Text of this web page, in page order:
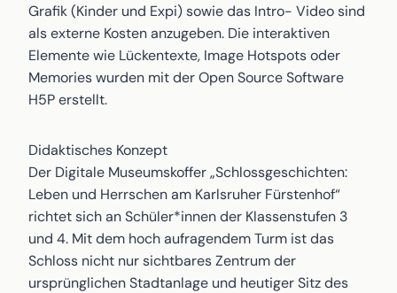
Grafik (Kinder und Expi) sowie das Intro- Video sind
als externe Kosten anzugeben. Die interaktiven
Elemente wie Lückentexte, Image Hotspots oder
Memories wurden mit der Open Source Software
H5P erstellt.
Didaktisches Konzept
Der Digitale Museumskoffer „Schlossgeschichten:
Leben und Herrschen am Karlsruher Fürstenhof“
richtet sich an Schüler*innen der Klassenstufen 3
und 4. Mit dem hoch aufragendem Turm ist das
Schloss nicht nur sichtbares Zentrum der
ursprünglichen Stadtanlage und heutiger Sitz des